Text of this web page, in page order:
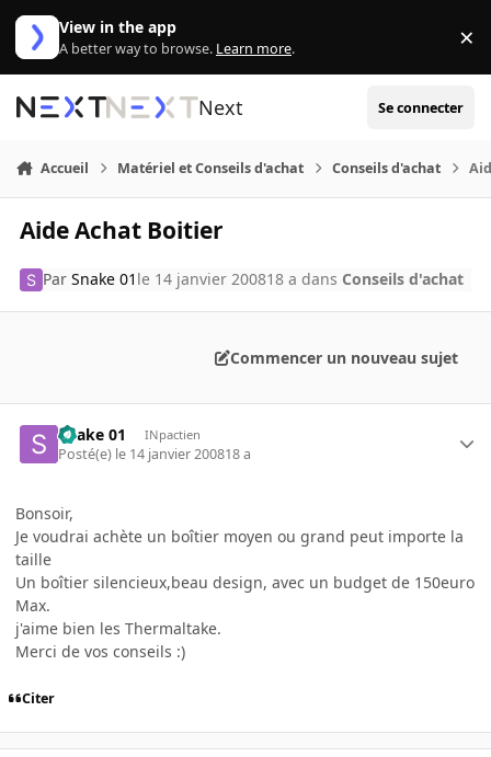
Aller au contenu
View in the app
A better way to browse. Learn more. ×
Next Se connecter
Accueil Matériel et Conseils d'achat Conseils d'achat
Aide Achat Boitier
ParSnake 01 le 14 janvier 200818 a dans Conseils d'achat
Commencer un nouveau sujet
Snake 01 INpactien
Posté(e) le 14 janvier 200818 a
Bonsoir,
Je voudrai achète un boîtier moyen ou grand peut importe la
taille
Un boîtier silencieux,beau design, avec un budget de 150euro
Max.
j'aime bien les Thermaltake.
Merci de vos conseils :)
Citer